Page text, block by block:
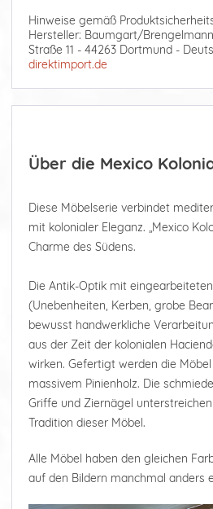
Hinweise gemäß
Hersteller: Baumgart/
Straße 11 - 44263 Dortmund -
direktimport.de
Über die Mexico
Diese Möbelserie verbindet
mit kolonialer Eleganz. „Mexico
Charme des Südens.
Die Antik-Optik mit
(Unebenheiten, Kerben, grobe
bewusst handwerkliche
aus der Zeit der kolonialen
wirken. Gefertigt werden die
massivem Pinienholz. Die
Griffe und Ziernägel
Tradition dieser Möbel.
Alle Möbel haben den gleichen
auf den Bildern manchmal anders